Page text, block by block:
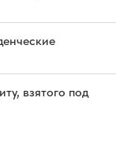
взятого под